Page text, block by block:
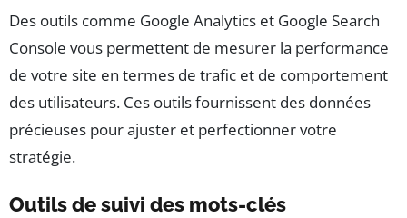
Des outils comme Google Analytics et Google Search
Console vous permettent de mesurer la performance
de votre site en termes de trafic et de comportement
des utilisateurs. Ces outils fournissent des données
précieuses pour ajuster et perfectionner votre
stratégie.
Outils de suivi des mots-clés